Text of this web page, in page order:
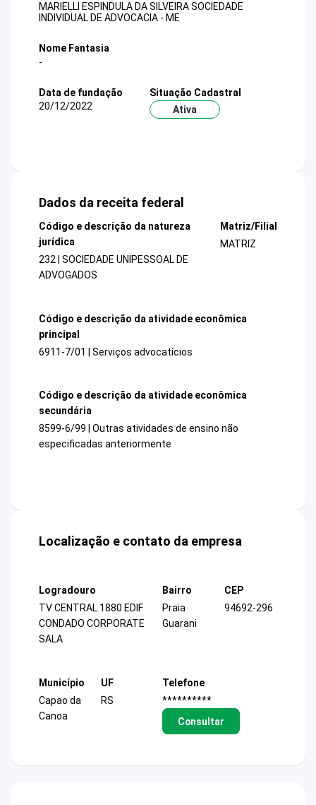
MARIELLI ESPINDULA DA SILVEIRA SOCIEDADE
INDIVIDUAL DE ADVOCACIA - ME
Nome Fantasia
-
Data de fundação
20/12/2022
Situação Cadastral
Ativa
Dados da receita federal
Código e descrição da natureza
jurídica
232 | SOCIEDADE UNIPESSOAL DE
ADVOGADOS
Matriz/Filial
MATRIZ
Código e descrição da atividade econômica
principal
6911-7/01 | Serviços advocatícios
Código e descrição da atividade econômica
secundária
8599-6/99 | Outras atividades de ensino não
especificadas anteriormente
Localização e contato da empresa
Logradouro
TV CENTRAL 1880 EDIF
CONDADO CORPORATE
SALA
Bairro
Praia
Guarani
CEP
94692-296
Município
Capao da
Canoa
UF
RS
Telefone
**********
Consultar